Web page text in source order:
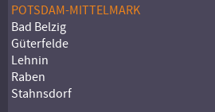
POTSDAM-MITTELMARK
Bad Belzig
Güterfelde
Lehnin
Raben
Stahnsdorf